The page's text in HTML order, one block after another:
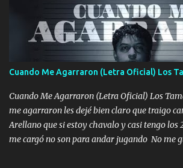
mirabas bonito si yo no fui el final feliz el
duele no tenerte aquí sabiendo que moría
cantamos y por ti nos embriagamos Quién
contigo fui muy feliz a lo mejor no lloró pero
Cuando Me Agarraron (Letra Oficial) Los
Cuando Me Agarraron (Letra Oficial) Los
me agarraron les dejé bien claro que traigo
Arellano que si estoy chavalo y casi tengo los
me cargó no son para andar jugando No me